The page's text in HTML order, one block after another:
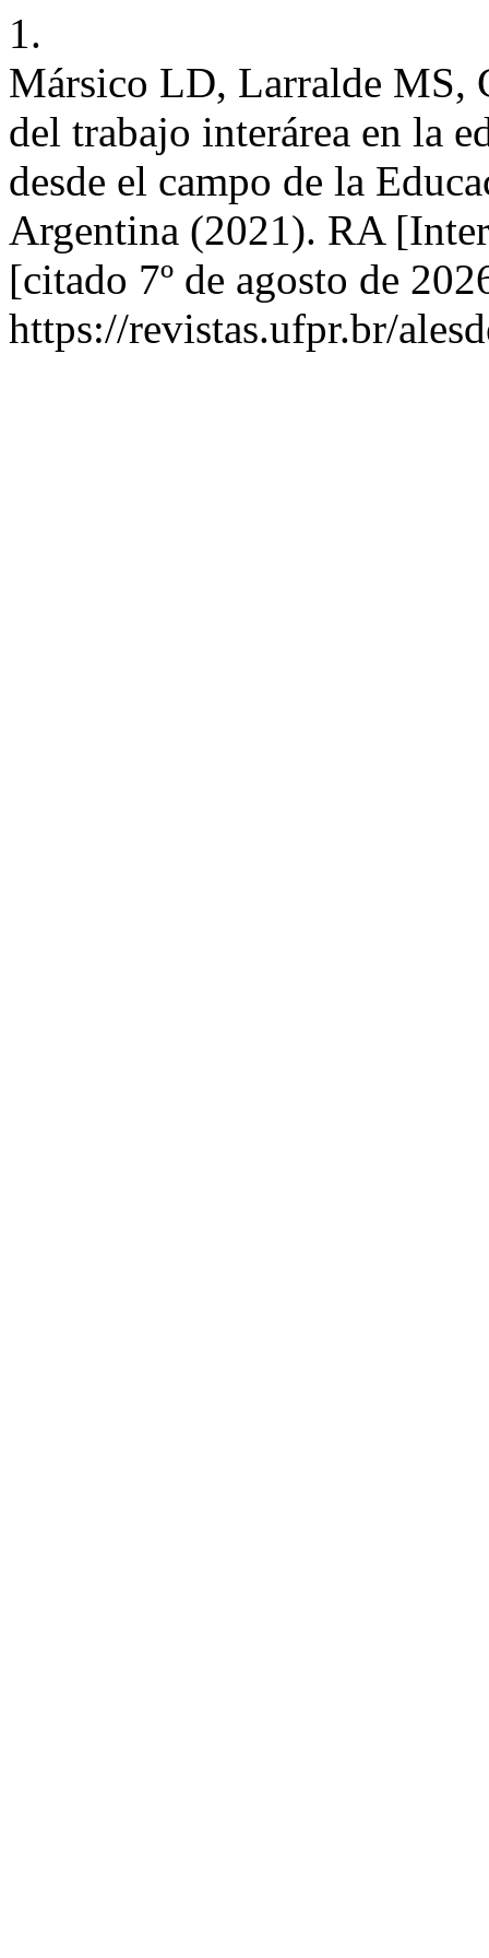
1.
Mársico LD, Larralde MS,
del trabajo interárea en la
desde el campo de la
Argentina (2021). RA
[citado 7º de agosto de
https://revistas.ufpr.br/